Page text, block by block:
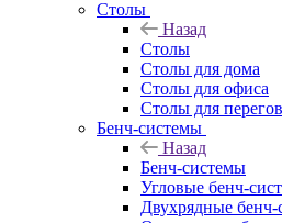
Столы
Назад
Столы
Столы для дома
Столы для офиса
Столы для
Бенч-системы
Назад
Бенч-системы
Угловые бенч-
Двухрядные